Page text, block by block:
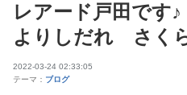
レアード戸田です
よりしだれ さく
2022-03-24 02:33:05
テーマ： ブログ